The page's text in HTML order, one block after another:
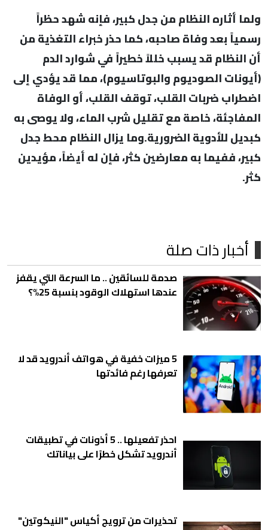
ولما أثاره النظام من جدل كبير، فإنه شهد حظراً
رسمياً بعد وفاة صاحبه، كما حذر خبراء التغذية من
أن النظام قد يسبب خللاً خطيراً في شوارد الدم
(أيونات الصوديوم والبوتاسيوم)، مما قد يؤدي إلى
اضطراب ضربات القلب، توقف القلب، أو الوفاة
المفاجئة، خاصة مع تقليل شرب الماء، ولا يوصى به
كبديل للأدوية الضرورية.وما يزال النظام محط جدل
كبير، ففيما به معارضين كثر، فإن له أيضاً، مؤيدين
كثر.
أخبار ذات صلة
صدمة للسائقين .. ما السرعة التي يقفز
عندها استهلاك الوقود بنسبة 25%؟
5 ميزات خفية في هواتف أندرويد قد لا
تعرفها رغم فائدتها
احذر تفعيلها .. 5 أذونات في تطبيقات
أندرويد تشكل خطرًا على بياناتك
تحذيرات من ترويج أكياس "النيكوتين"